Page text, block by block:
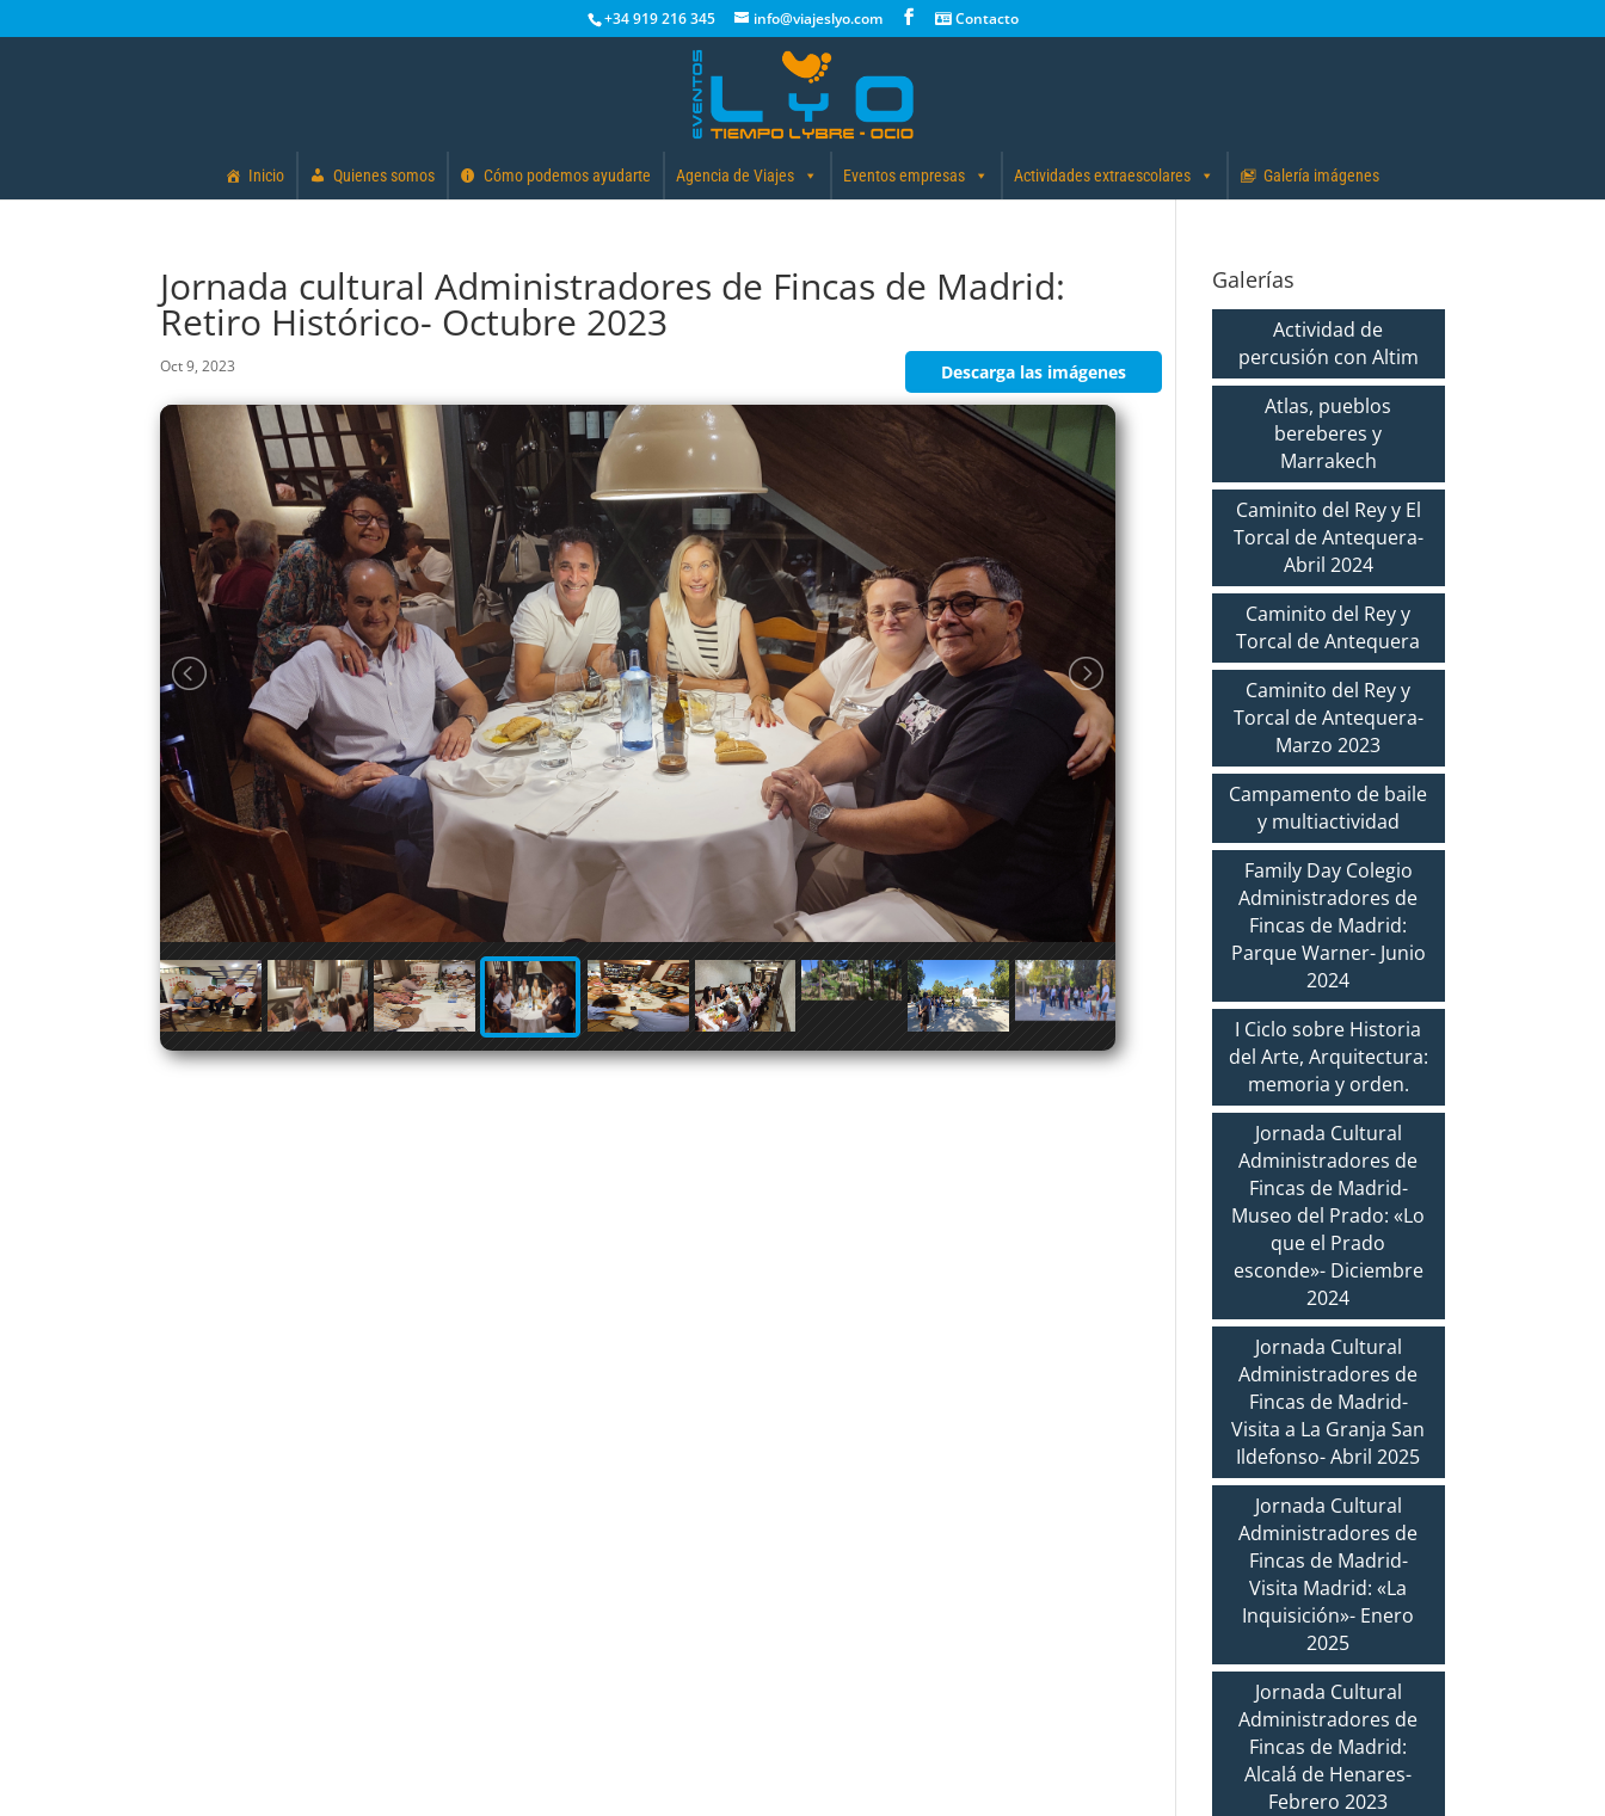
+34 919 216 345 info@viajeslyo.com Contacto
Inicio Quienes somos Cómo podemos ayudarte Agencia de Viajes Eventos empresas Actividades extraescolares Galería imágenes
Jornada cultural Administradores de Fincas de Madrid:
Retiro Histórico- Octubre 2023
Oct 9, 2023 Descarga las imágenes
Galerías
Actividad de
percusión con Altim
Atlas, pueblos
bereberes y
Marrakech
Caminito del Rey y El
Torcal de Antequera-
Abril 2024
Caminito del Rey y
Torcal de Antequera
Caminito del Rey y
Torcal de Antequera-
Marzo 2023
Campamento de baile
y multiactividad
Family Day Colegio
Administradores de
Fincas de Madrid:
Parque Warner- Junio
2024
I Ciclo sobre Historia
del Arte, Arquitectura:
memoria y orden.
Jornada Cultural
Administradores de
Fincas de Madrid-
Museo del Prado: «Lo
que el Prado
esconde»- Diciembre
2024
Jornada Cultural
Administradores de
Fincas de Madrid-
Visita a La Granja San
Ildefonso- Abril 2025
Jornada Cultural
Administradores de
Fincas de Madrid-
Visita Madrid: «La
Inquisición»- Enero
2025
Jornada Cultural
Administradores de
Fincas de Madrid:
Alcalá de Henares-
Febrero 2023